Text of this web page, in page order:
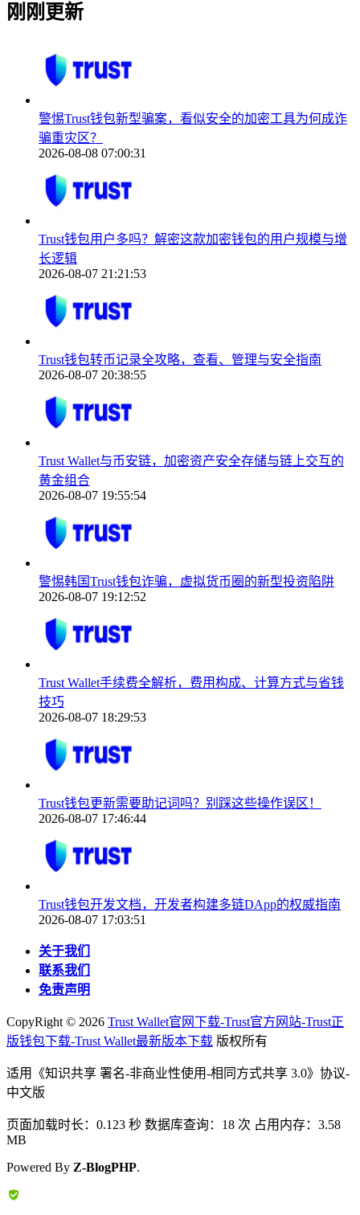
刚刚更新
警惕Trust钱包新型骗案，看似安全的加密工具为何成诈
骗重灾区？
2026-08-08 07:00:31
Trust钱包用户多吗？解密这款加密钱包的用户规模与增
长逻辑
2026-08-07 21:21:53
Trust钱包转币记录全攻略，查看、管理与安全指南
2026-08-07 20:38:55
Trust Wallet与币安链，加密资产安全存储与链上交互的
黄金组合
2026-08-07 19:55:54
警惕韩国Trust钱包诈骗，虚拟货币圈的新型投资陷阱
2026-08-07 19:12:52
Trust Wallet手续费全解析，费用构成、计算方式与省钱
技巧
2026-08-07 18:29:53
Trust钱包更新需要助记词吗？别踩这些操作误区！
2026-08-07 17:46:44
Trust钱包开发文档，开发者构建多链DApp的权威指南
2026-08-07 17:03:51
关于我们
联系我们
免责声明
CopyRight © 2026 Trust Wallet官网下载-Trust官方网站-Trust正
版钱包下载-Trust Wallet最新版本下载 版权所有
适用《知识共享 署名-非商业性使用-相同方式共享 3.0》协议-
中文版
页面加载时长：0.123 秒 数据库查询：18 次 占用内存：3.58
MB
Powered By Z-BlogPHP.